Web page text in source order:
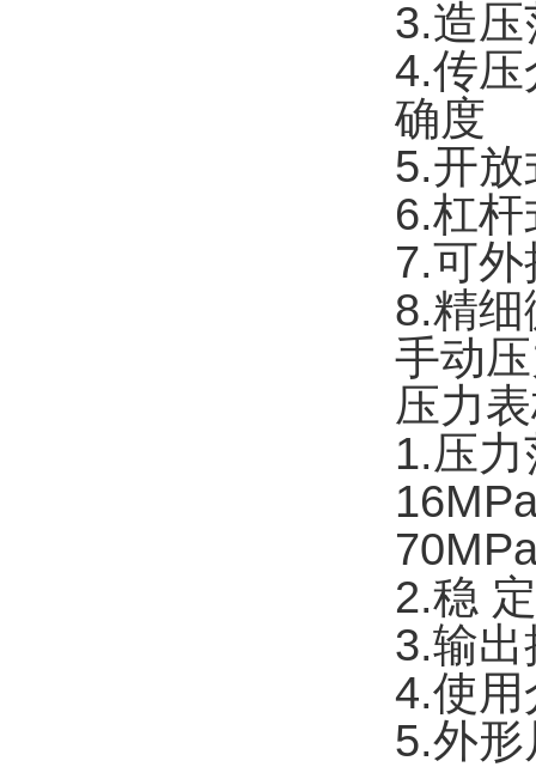
3.造
4.传压
确度
5.开
6.杠
7.可
8.精
手动
压力
1.压
2.稳
3.输
4.使
5.外